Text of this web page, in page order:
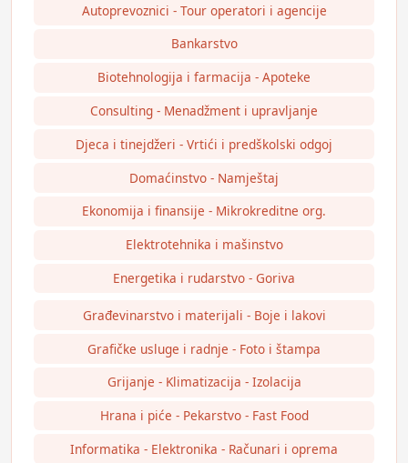
Autoprevoznici - Tour operatori i agencije
Bankarstvo
Biotehnologija i farmacija - Apoteke
Consulting - Menadžment i upravljanje
Djeca i tinejdžeri - Vrtići i predškolski odgoj
Domaćinstvo - Namještaj
Ekonomija i finansije - Mikrokreditne org.
Elektrotehnika i mašinstvo
Energetika i rudarstvo - Goriva
Građevinarstvo i materijali - Boje i lakovi
Grafičke usluge i radnje - Foto i štampa
Grijanje - Klimatizacija - Izolacija
Hrana i piće - Pekarstvo - Fast Food
Informatika - Elektronika - Računari i oprema